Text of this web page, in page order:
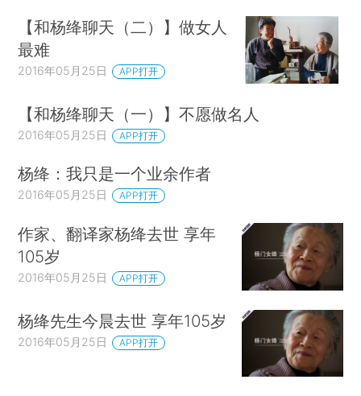
【和杨绛聊天（二）】做女人
最难
2016年05月25日 APP打开
【和杨绛聊天（一）】不愿做名人
2016年05月25日 APP打开
杨绛：我只是一个业余作者
2016年05月25日 APP打开
作家、翻译家杨绛去世 享年
105岁
2016年05月25日 APP打开
杨绛先生今晨去世 享年105岁
2016年05月25日 APP打开